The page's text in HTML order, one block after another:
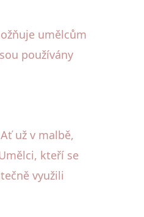
umělcům
používány
už v malbě,
kteří se
využili